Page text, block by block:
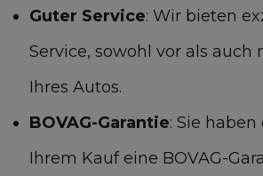
Guter Service: Wir bieten
Service, sowohl vor als auch
Ihres Autos.
BOVAG-Garantie: Sie
Ihrem Kauf eine BOVAG-